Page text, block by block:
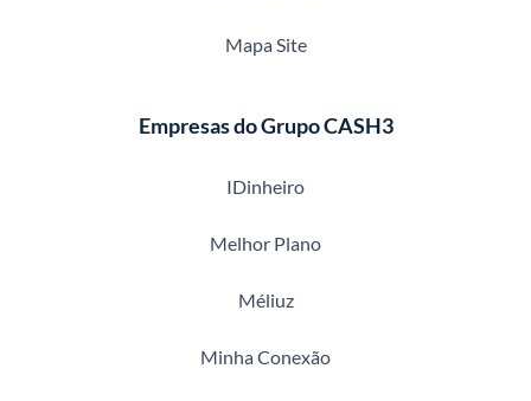
Mapa Site
Empresas do Grupo CASH3
IDinheiro
Melhor Plano
Méliuz
Minha Conexão